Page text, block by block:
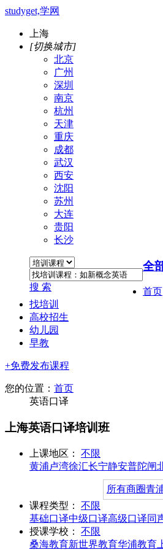
studyget,学网
上海
[切换城市]
北京
广州
深圳
南京
杭州
天津
重庆
成都
武汉
西安
沈阳
苏州
大连
贵阳
长沙
搜 索
全
首页
找培训
高校招生
幼儿园
早教
+免费发布课程
您的位置： 首页
英语口译
上海英语口译培训班
上课地区：
不限
黄浦卢湾徐汇长宁静安普陀闸
所有商圈青
课程类型：
不限
基础口译中级口译高级口译同
授课学校：
不限
桑海教育新世界教育华浦教育